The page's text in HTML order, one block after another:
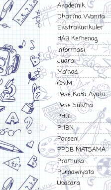
Akademik
Dharma Wanita
Ekstrakurikuler
HAB Kemenag
Informasi
Juara
Ma'had
OSIM
Pese Kafa Ayatu
Pese Sukma
PHBI
PHBN
Porseni
PPDB MATSAMA
Pramuka
Purnawiyata
Upacara